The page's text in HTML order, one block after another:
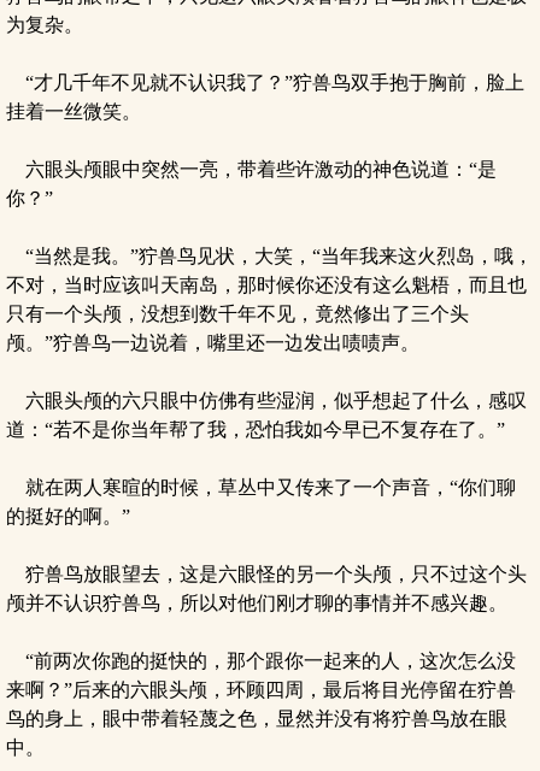
为复杂。
“才几千年不见就不认识我了？”狞兽鸟双手抱于胸前，脸上
挂着一丝微笑。
六眼头颅眼中突然一亮，带着些许激动的神色说道：“是
你？”
“当然是我。”狞兽鸟见状，大笑，“当年我来这火烈岛，哦，
不对，当时应该叫天南岛，那时候你还没有这么魁梧，而且也
只有一个头颅，没想到数千年不见，竟然修出了三个头
颅。”狞兽鸟一边说着，嘴里还一边发出啧啧声。
六眼头颅的六只眼中仿佛有些湿润，似乎想起了什么，感叹
道：“若不是你当年帮了我，恐怕我如今早已不复存在了。”
就在两人寒暄的时候，草丛中又传来了一个声音，“你们聊
的挺好的啊。”
狞兽鸟放眼望去，这是六眼怪的另一个头颅，只不过这个头
颅并不认识狞兽鸟，所以对他们刚才聊的事情并不感兴趣。
“前两次你跑的挺快的，那个跟你一起来的人，这次怎么没
来啊？”后来的六眼头颅，环顾四周，最后将目光停留在狞兽
鸟的身上，眼中带着轻蔑之色，显然并没有将狞兽鸟放在眼
中。